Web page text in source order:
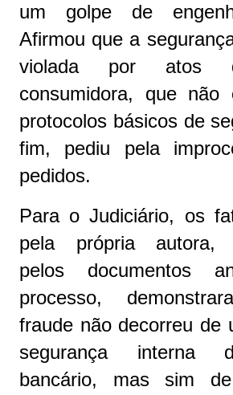
um golpe de
Afirmou que a
violada por atos
consumidora, que não
protocolos básicos de
fim, pediu pela
pedidos.
Para o Judiciário, os
pela própria autora,
pelos documentos
processo,
fraude não decorreu de
segurança interna
bancário, mas sim